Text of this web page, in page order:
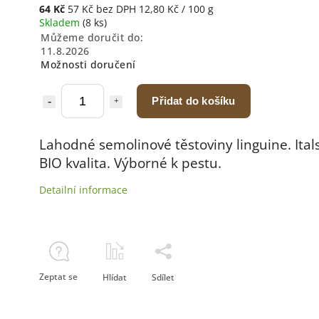
64 Kč 57 Kč bez DPH 12,80 Kč / 100 g
Skladem (8 ks)
Můžeme doručit do:
11.8.2026
Možnosti doručení
Přidat do košíku
Lahodné semolinové těstoviny linguine.
BIO kvalita. Výborné k pestu.
Detailní informace
Zeptat se Hlídat Sdílet